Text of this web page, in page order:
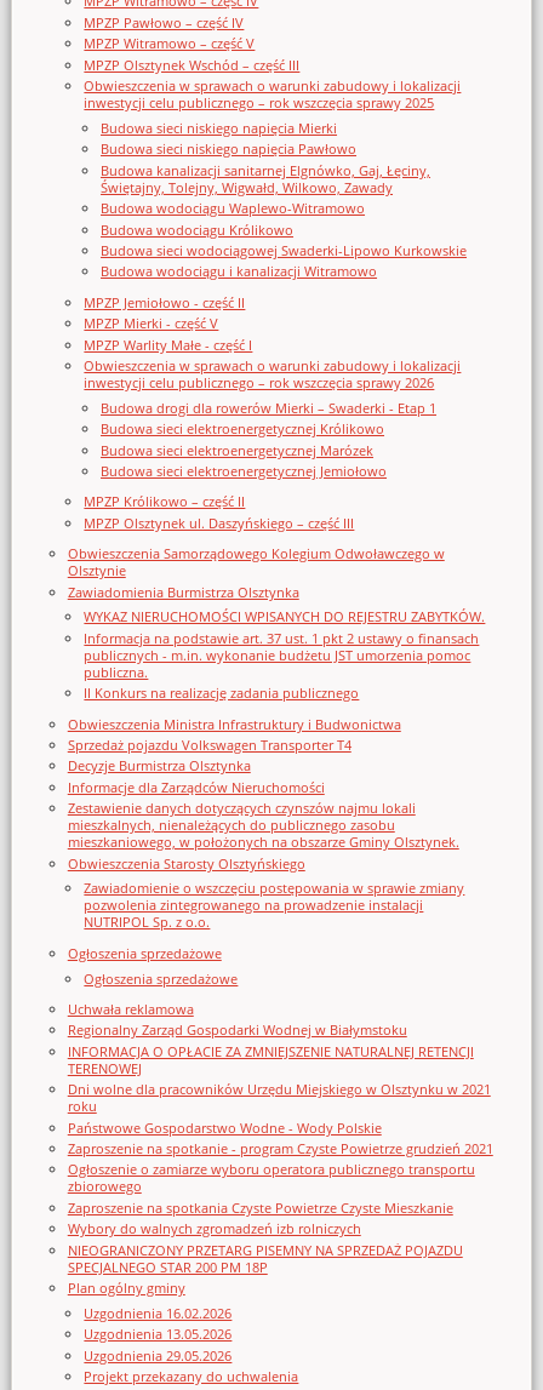
MPZP Pawłowo – część IV
MPZP Witramowo – część V
MPZP Olsztynek Wschód – część III
Obwieszczenia w sprawach o warunki zabudowy i lokalizacji
inwestycji celu publicznego – rok wszczęcia sprawy 2025
Budowa sieci niskiego napięcia Mierki
Budowa sieci niskiego napięcia Pawłowo
Budowa kanalizacji sanitarnej Elgnówko, Gaj, Łęciny,
Świętajny, Tolejny, Wigwałd, Wilkowo, Zawady
Budowa wodociągu Waplewo-Witramowo
Budowa wodociągu Królikowo
Budowa sieci wodociągowej Swaderki-Lipowo Kurkowskie
Budowa wodociągu i kanalizacji Witramowo
MPZP Jemiołowo - część II
MPZP Mierki - część V
MPZP Warlity Małe - część I
Obwieszczenia w sprawach o warunki zabudowy i lokalizacji
inwestycji celu publicznego – rok wszczęcia sprawy 2026
Budowa drogi dla rowerów Mierki – Swaderki - Etap 1
Budowa sieci elektroenergetycznej Królikowo
Budowa sieci elektroenergetycznej Marózek
Budowa sieci elektroenergetycznej Jemiołowo
MPZP Królikowo – część II
MPZP Olsztynek ul. Daszyńskiego – część III
Obwieszczenia Samorządowego Kolegium Odwoławczego w
Olsztynie
Zawiadomienia Burmistrza Olsztynka
WYKAZ NIERUCHOMOŚCI WPISANYCH DO REJESTRU ZABYTKÓW.
Informacja na podstawie art. 37 ust. 1 pkt 2 ustawy o finansach
publicznych - m.in. wykonanie budżetu JST umorzenia pomoc
publiczna.
II Konkurs na realizację zadania publicznego
Obwieszczenia Ministra Infrastruktury i Budwonictwa
Sprzedaż pojazdu Volkswagen Transporter T4
Decyzje Burmistrza Olsztynka
Informacje dla Zarządców Nieruchomości
Zestawienie danych dotyczących czynszów najmu lokali
mieszkalnych, nienależących do publicznego zasobu
mieszkaniowego, w położonych na obszarze Gminy Olsztynek.
Obwieszczenia Starosty Olsztyńskiego
Zawiadomienie o wszczęciu postępowania w sprawie zmiany
pozwolenia zintegrowanego na prowadzenie instalacji
NUTRIPOL Sp. z o.o.
Ogłoszenia sprzedażowe
Ogłoszenia sprzedażowe
Uchwała reklamowa
Regionalny Zarząd Gospodarki Wodnej w Białymstoku
INFORMACJA O OPŁACIE ZA ZMNIEJSZENIE NATURALNEJ RETENCJI
TERENOWEJ
Dni wolne dla pracowników Urzędu Miejskiego w Olsztynku w 2021
roku
Państwowe Gospodarstwo Wodne - Wody Polskie
Zaproszenie na spotkanie - program Czyste Powietrze grudzień 2021
Ogłoszenie o zamiarze wyboru operatora publicznego transportu
zbiorowego
Zaproszenie na spotkania Czyste Powietrze Czyste Mieszkanie
Wybory do walnych zgromadzeń izb rolniczych
NIEOGRANICZONY PRZETARG PISEMNY NA SPRZEDAŻ POJAZDU
SPECJALNEGO STAR 200 PM 18P
Plan ogólny gminy
Uzgodnienia 16.02.2026
Uzgodnienia 13.05.2026
Uzgodnienia 29.05.2026
Projekt przekazany do uchwalenia